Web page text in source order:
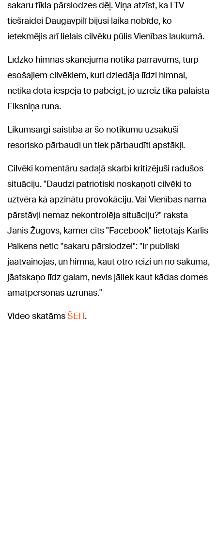
sakaru tīkla pārslodzes dēļ. Viņa atzīst, ka LTV
tiešraidei Daugavpilī bijusi laika nobīde, ko
ietekmējis arī lielais cilvēku pūlis Vienības laukumā.
Līdzko himnas skanējumā notika pārrāvums, turp
esošajiem cilvēkiem, kuri dziedāja līdzi himnai,
netika dota iespēja to pabeigt, jo uzreiz tika palaista
Elksniņa runa.
Likumsargi saistībā ar šo notikumu uzsākuši
resorisko pārbaudi un tiek pārbaudīti apstākļi.
Cilvēki komentāru sadaļā skarbi kritizējuši radušos
situāciju. "Daudzi patriotiski noskaņoti cilvēki to
uztvēra kā apzinātu provokāciju. Vai Vienības nama
pārstāvji nemaz nekontrolēja situāciju?" raksta
Jānis Žugovs, kamēr cits "Facebook" lietotājs Kārlis
Paikens netic "sakaru pārslodzei": "Ir publiski
jāatvainojas, un himna, kaut otro reizi un no sākuma,
jāatskaņo līdz galam, nevis jāliek kaut kādas domes
amatpersonas uzrunas."
Video skatāmsŠEIT.